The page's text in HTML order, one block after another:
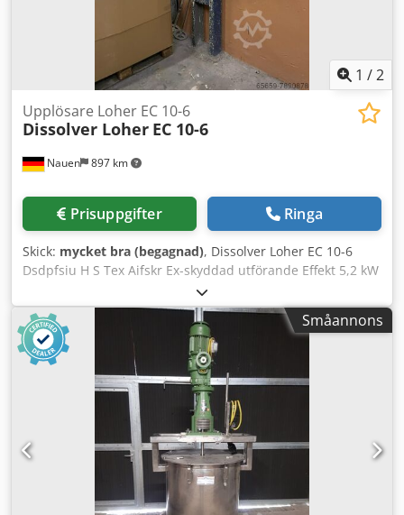
1 /2
Nauen 897 km
Upplösare Loher EC 10-6
Dissolver Loher EC 10-6
Prisuppgifter Ringa
Skick: mycket bra (begagnad), Dissolver Loher EC 10-6
Dsdpfsiu H S Tex Aifskr Ex-skyddad utförande Effekt 5,2 kW
Småannons